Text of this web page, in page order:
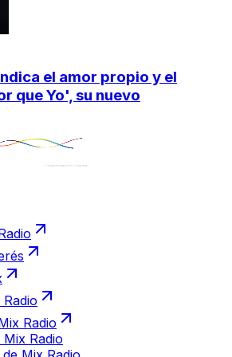
el amor propio y el
que Yo', su nuevo
Radio
Radio